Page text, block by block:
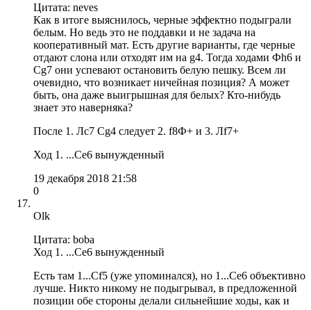
Цитата: neves
Как в итоге выяснилось, черные эффектно подыграли
белым. Но ведь это не поддавки и не задача на
кооперативный мат. Есть другие варианты, где черные
отдают слона или отходят им на g4. Тогда ходами Фh6 и
Сg7 они успевают остановить белую пешку. Всем ли
очевидно, что возникает ничейная позиция? А может
быть, она даже выигрышная для белых? Кто-нибудь
знает это наверняка?
После 1. Лc7 Cg4 следует 2. f8Ф+ и 3. Лf7+
Ход 1. ...Ce6 вынужденный
19 декабря 2018 21:58
0
Olk
Цитата: boba
Ход 1. ...Ce6 вынужденный
Есть там 1...Сf5 (уже упоминался), но 1...Сe6 объективно
лучше. Никто никому не подыгрывал, в предложенной
позиции обе стороны делали сильнейшие ходы, как и